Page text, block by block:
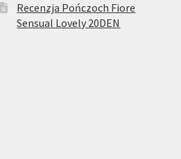
Recenzja Pończoch Fiore
Sensual Lovely 20DEN